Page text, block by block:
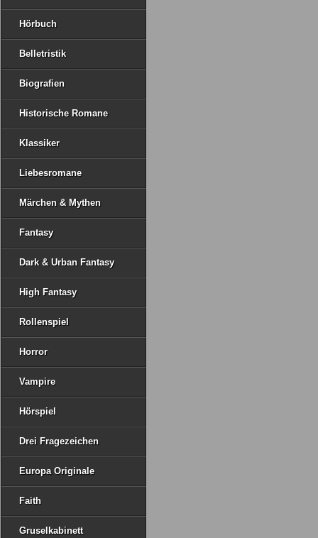
Hörbuch
Belletristik
Biografien
Historische Romane
Klassiker
Liebesromane
Märchen & Mythen
Fantasy
Dark & Urban Fantasy
High Fantasy
Rollenspiel
Horror
Vampire
Hörspiel
Drei Fragezeichen
Europa Originale
Faith
Gruselkabinett